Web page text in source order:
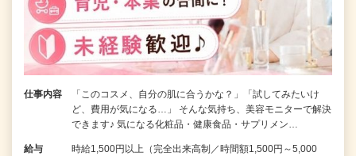
仕事内容
「このコスメ、自分の肌に合うかな？」「試してみたいけ
ど、費用が気になる…」 そんな気持ち、美容モニターで解決
できます♪ 気になる化粧品・健康食品・サプリメン…
給与
時給1,500円以上（完全出来高制／時間額1,500円～5,000